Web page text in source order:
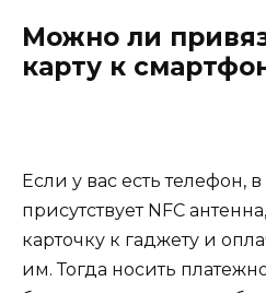
Можно ли
карту к
Если у вас есть телефон,
присутствует NFC
карточку к гаджету и
им. Тогда носить